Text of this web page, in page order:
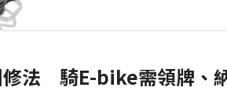
修法 騎E-bike需領牌、